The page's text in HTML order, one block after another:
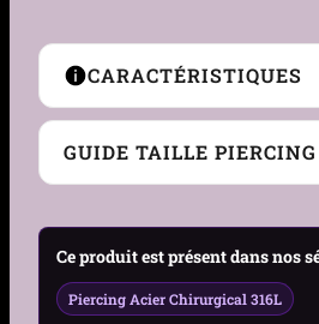
CARACTÉRISTIQUES
Type de Piercing
Anneau
Zones compatibles
Septum,
GUIDE TAILLE
Guide Taille Piercing Oreille –
Zone
Ce produit est présent dans nos
Piercing Acier Chirurgical 316L